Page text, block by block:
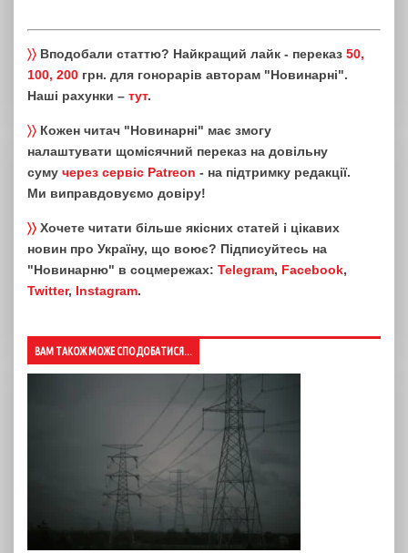
〉〉 Вподобали статтю? Найкращий лайк - переказ 50,
100, 200 грн. для гонорарів авторам "Новинарні".
Наші рахунки – тут.
〉〉 Кожен читач "Новинарні" має змогу
налаштувати щомісячний переказ на довільну
суму через сервіс Patreon - на підтримку редакції.
Ми виправдовуємо довіру!
〉〉 Хочете читати більше якісних статей і цікавих
новин про Україну, що воює? Підписуйтесь на
"Новинарню" в соцмережах: Telegram, Facebook,
Twitter, Instagram.
ВАМ ТАКОЖ МОЖЕ СПОДОБАТИСЯ...